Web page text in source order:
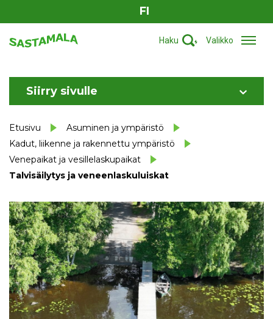
FI
Haku Valikko
Etusivu
Asuminen ja ympäristö
Kadut, liikenne ja rakennettu ympäristö
Venepaikat ja vesillelaskupaikat
Talvisäilytys ja veneenlaskuluiskat
Siirry sivulle